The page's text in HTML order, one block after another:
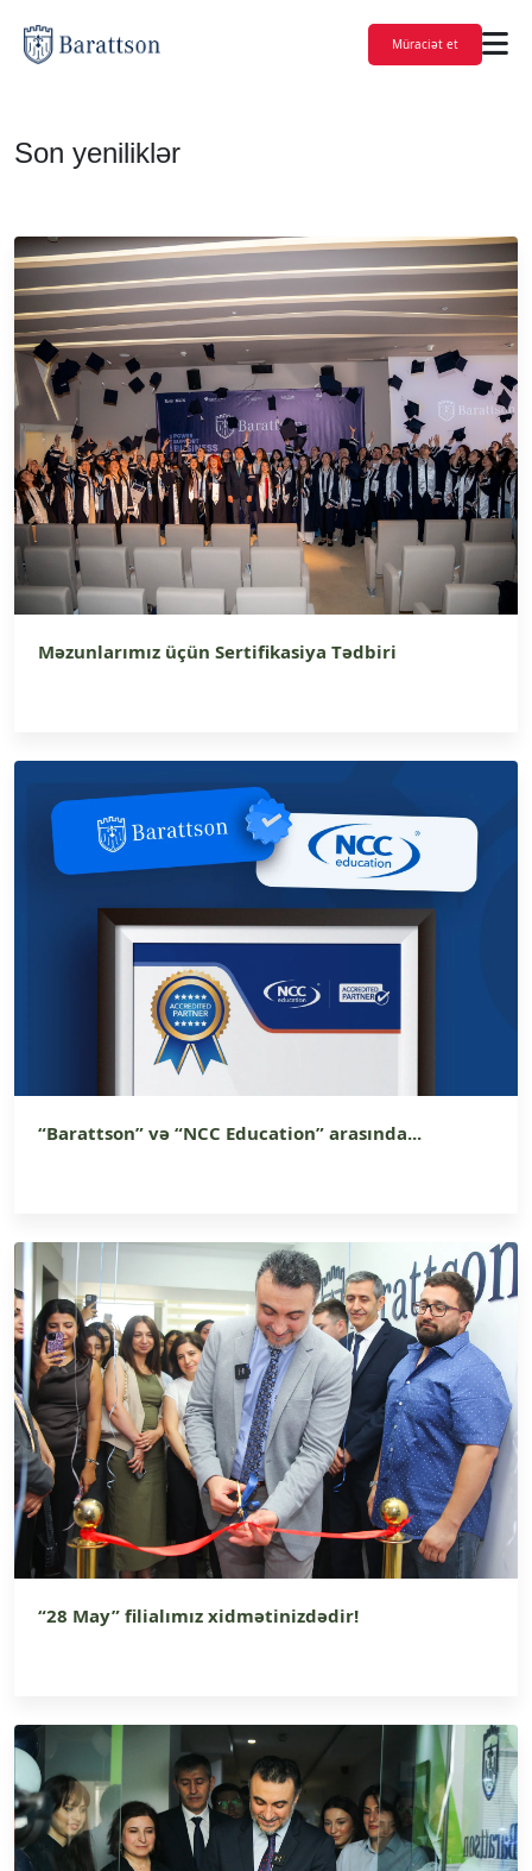
Müraciət et
Son yeniliklər
Məzunlarımız üçün Sertifikasiya Tədbiri
“Barattson” və “NCC Education” arasında...
“28 May” filialımız xidmətinizdədir!